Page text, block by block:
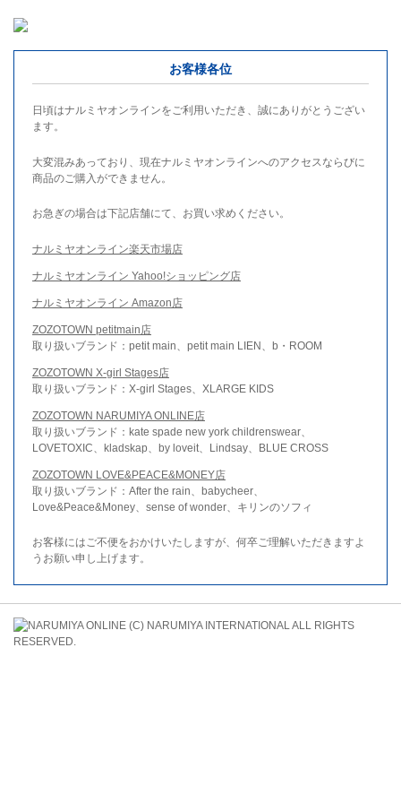
お客様各位
日頃はナルミヤオンラインをご利用いただき、誠にありがとうござい
ます。
大変混みあっており、現在ナルミヤオンラインへのアクセスならびに
商品のご購入ができません。
お急ぎの場合は下記店舗にて、お買い求めください。
ナルミヤオンライン楽天市場店
ナルミヤオンライン Yahoo!ショッピング店
ナルミヤオンライン Amazon店
ZOZOTOWN petitmain店
取り扱いブランド：petit main、petit main LIEN、b・ROOM
ZOZOTOWN X-girl Stages店
取り扱いブランド：X-girl Stages、XLARGE KIDS
ZOZOTOWN NARUMIYA ONLINE店
取り扱いブランド：kate spade new york childrenswear、
LOVETOXIC、kladskap、by loveit、Lindsay、BLUE CROSS
ZOZOTOWN LOVE&PEACE&MONEY店
取り扱いブランド：After the rain、babycheer、
Love&Peace&Money、sense of wonder、キリンのソフィ
お客様にはご不便をおかけいたしますが、何卒ご理解いただきますよ
うお願い申し上げます。